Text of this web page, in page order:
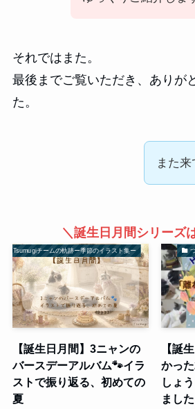
それではまた。
最後までご覧いただき、ありが
た。
また来
＼誕生日月間シリーズ
Tsumugiチームの軌跡ー季節のイラスト集ー
【誕生日月間】3ニャンの
バースデーアルバム🐾イラ
ストで振り返る、初めての
夏
【誕
かっ
しょ
ました